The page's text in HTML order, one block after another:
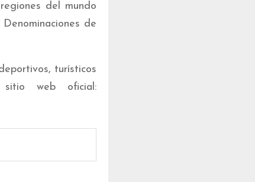
del mundo
de
turísticos
web oficial: